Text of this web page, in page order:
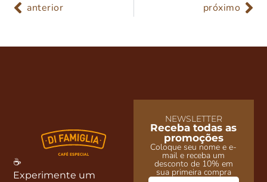
anterior próximo
NEWSLETTER
Receba todas as
promoções
Coloque seu nome e e-
mail e receba um
desconto de 10% em
sua primeira compra
☕
Experimente um